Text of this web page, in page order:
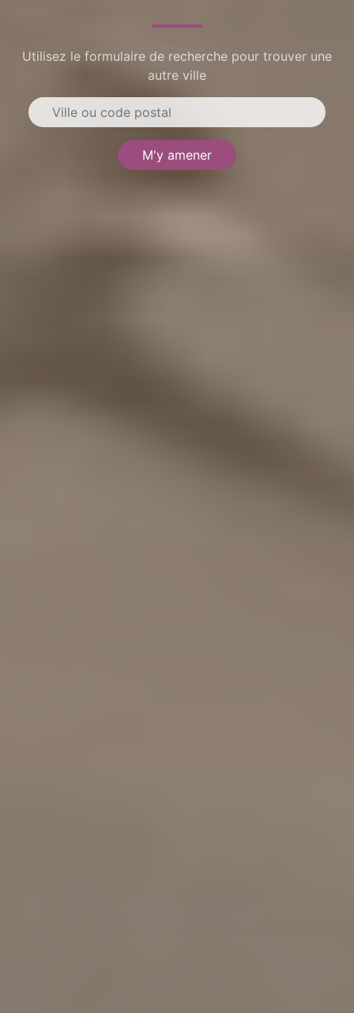
Utilisez le formulaire de recherche pour trouver une
autre ville
M'y amener